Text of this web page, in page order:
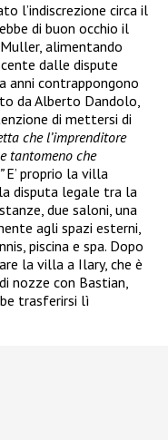
l’indiscrezione circa il
di buon occhio il
alimentando
dalle dispute
anni contrappongono
da Alberto Dandolo,
di mettersi di
che l’imprenditore
tantomeno che
E’ proprio la villa
disputa legale tra la
due saloni, una
agli spazi esterni,
piscina e spa. Dopo
la villa a Ilary, che è
nozze con Bastian,
trasferirsi lì